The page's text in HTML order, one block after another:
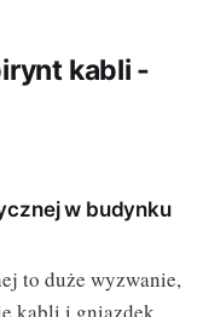
kabli -
w budynku
to duże wyzwanie,